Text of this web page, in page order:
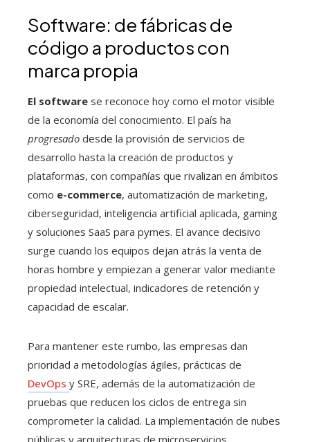
Software: de fábricas de
código a productos con
marca propia
El software se reconoce hoy como el motor visible
de la economía del conocimiento. El país ha
progresado desde la provisión de servicios de
desarrollo hasta la creación de productos y
plataformas, con compañías que rivalizan en ámbitos
como e-commerce, automatización de marketing,
ciberseguridad, inteligencia artificial aplicada, gaming
y soluciones SaaS para pymes. El avance decisivo
surge cuando los equipos dejan atrás la venta de
horas hombre y empiezan a generar valor mediante
propiedad intelectual, indicadores de retención y
capacidad de escalar.
Para mantener este rumbo, las empresas dan
prioridad a metodologías ágiles, prácticas de
DevOps y SRE, además de la automatización de
pruebas que reducen los ciclos de entrega sin
comprometer la calidad. La implementación de nubes
públicas y arquitecturas de microservicios